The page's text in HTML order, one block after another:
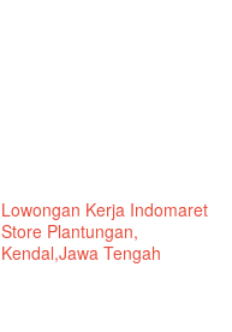
Lowongan Kerja Indomaret
Store Plantungan,
Kendal,Jawa Tengah